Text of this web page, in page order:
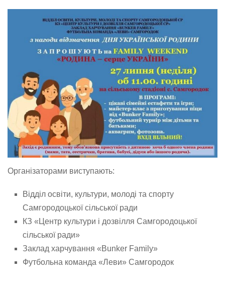
Організаторами виступають:
Відділ освіти, культури, молоді та спорту
Самгородоцької сільської ради
КЗ «Центр культури і дозвілля Самгородоцької
сільської ради»
Заклад харчування «Bunker Family»
Футбольна команда «Леви» Самгородок